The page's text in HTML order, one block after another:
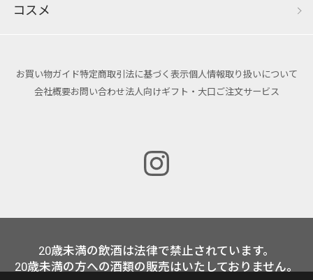
コスメ
お買い物ガイド特定商取引法に基づく表示個人情報取り扱いについて
会社概要お問い合わせ法人向けギフト・大口ご注文サービス
20歳未満の飲酒は法律で禁止されています。
20歳未満の方への酒類の販売はいたしておりません。